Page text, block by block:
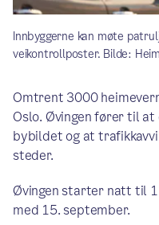
Innbyggerne kan møte
veikontrollposter. Bilde:
Omtrent 3000
Oslo. Øvingen fører til
bybildet og at
steder.
Øvingen starter natt til
med 15. september.